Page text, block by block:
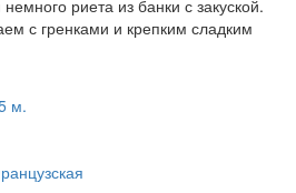
риета из банки с закуской.
с гренками и крепким сладким
м.